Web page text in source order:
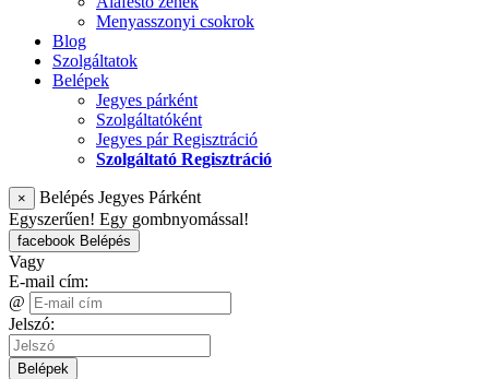
Menyasszonyi csokrok
Blog
Szolgáltatok
Belépek
Jegyes párként
Szolgáltatóként
Jegyes pár Regisztráció
Szolgáltató Regisztráció
×
Belépés Jegyes Párként
Egyszerűen! Egy gombnyomással!
facebook Belépés
Vagy
E-mail cím:
@
Jelszó:
Belépek